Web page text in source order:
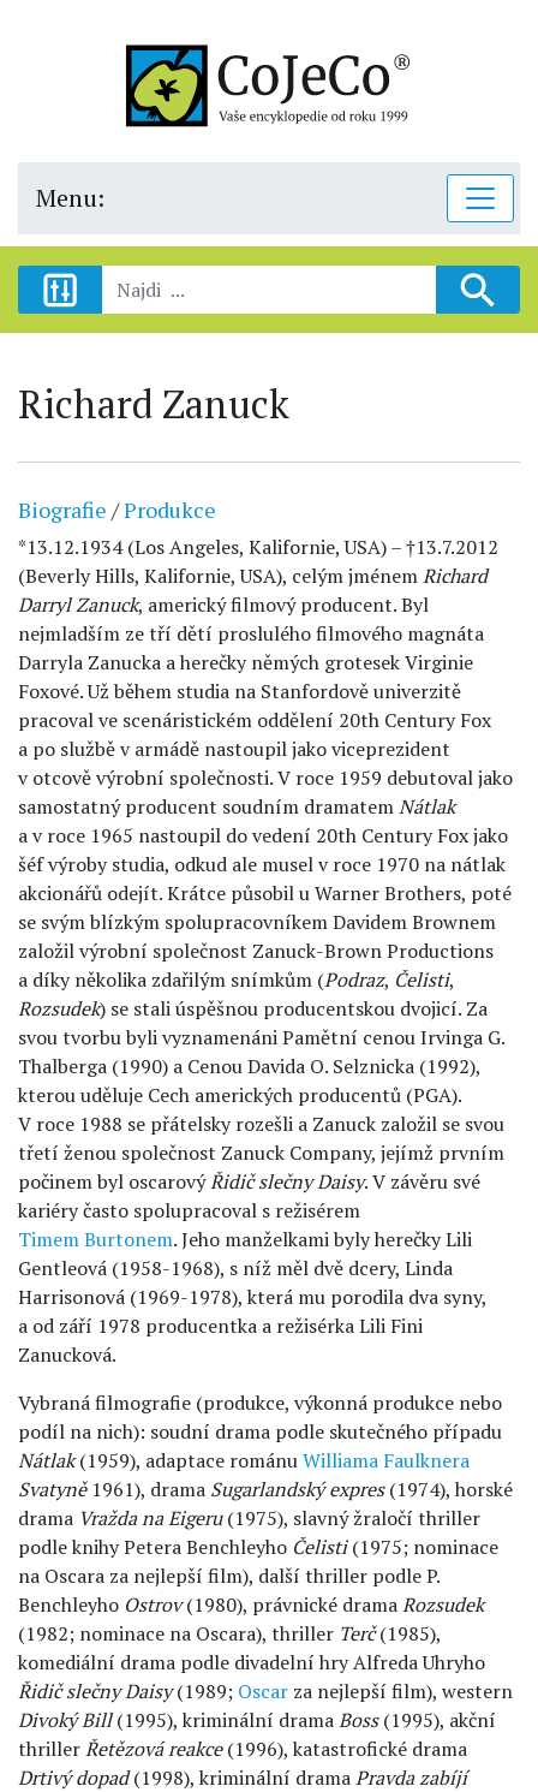
Menu:
Richard Zanuck
Biografie /Produkce
*13.12.1934 (Los Angeles, Kalifornie, USA) – †13.7.2012
(Beverly Hills, Kalifornie, USA), celým jménemRichard
Darryl Zanuck, americký filmový producent. Byl
nejmladším ze tří dětí proslulého filmového magnáta
Darryla Zanucka a herečky němých grotesek Virginie
Foxové. Už během studia na Stanfordově univerzitě
pracoval ve scenáristickém oddělení 20th Century Fox
a po službě v armádě nastoupil jako viceprezident
v otcově výrobní společnosti. V roce 1959 debutoval jako
samostatný producent soudním dramatemNátlak
a v roce 1965 nastoupil do vedení 20th Century Fox jako
šéf výroby studia, odkud ale musel v roce 1970 na nátlak
akcionářů odejít. Krátce působil u Warner Brothers, poté
se svým blízkým spolupracovníkem Davidem Brownem
založil výrobní společnost Zanuck-Brown Productions
a díky několika zdařilým snímkům (Podraz, Čelisti,
Rozsudek) se stali úspěšnou producentskou dvojicí. Za
svou tvorbu byli vyznamenáni Pamětní cenou Irvinga G.
Thalberga (1990) a Cenou Davida O. Selznicka (1992),
kterou uděluje Cech amerických producentů (PGA).
V roce 1988 se přátelsky rozešli a Zanuck založil se svou
třetí ženou společnost Zanuck Company, jejímž prvním
počinem byl oscarovýŘidič slečny Daisy. V závěru své
kariéry často spolupracoval s režisérem
Timem Burtonem. Jeho manželkami byly herečky Lili
Gentleová (1958-1968), s níž měl dvě dcery, Linda
Harrisonová (1969-1978), která mu porodila dva syny,
a od září 1978 producentka a režisérka Lili Fini
Zanucková.
Vybraná filmografie (produkce, výkonná produkce nebo
podíl na nich): soudní drama podle skutečného případu
Nátlak(1959), adaptace románuWilliama Faulknera
Svatyně1961), drama Sugarlandský expres(1974), horské
drama Vražda na Eigeru(1975), slavný žraločí thriller
podle knihy Petera Benchleyho Čelisti(1975; nominace
na Oscara za nejlepší film), další thriller podle P.
Benchleyho Ostrov(1980), právnické dramaRozsudek
(1982; nominace na Oscara), thriller Terč(1985),
komediální drama podle divadelní hry Alfreda Uhryho
Řidič slečny Daisy(1989; Oscar za nejlepší film), western
Divoký Bill(1995), kriminální dramaBoss(1995), akční
thrillerŘetězová reakce(1996), katastrofické drama
Drtivý dopad(1998), kriminální dramaPravda zabíjí